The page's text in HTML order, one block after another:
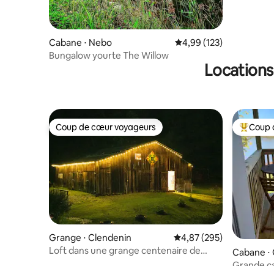
Cabane ⋅ Nebo Évaluation moyenne
4,99 (123)
Bungalow yourte The Willow
Coup de cœur voyageurs
Coup de cœur voyageurs
Grange ⋅ Clendenin Évaluation moyenne
4,87 (295)
Loft dans une grange centenaire de
Coups
Coup
Cabane ⋅